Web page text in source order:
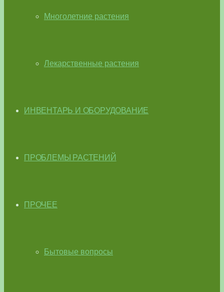
Многолетние растения
Лекарственные растения
ИНВЕНТАРЬ И ОБОРУДОВАНИЕ
ПРОБЛЕМЫ РАСТЕНИЙ
ПРОЧЕЕ
Бытовые вопросы